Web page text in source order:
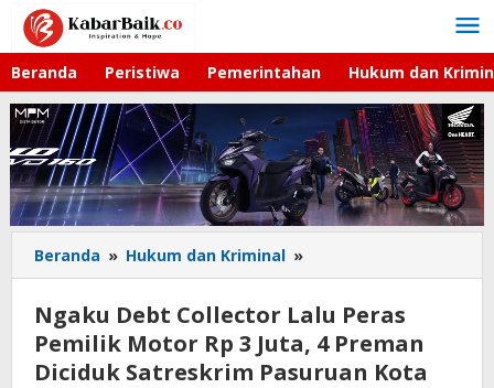
Lewati
konten
Beranda Peristiwa Pemerintahan Hukum dan
Beranda » Hukum dan Kriminal »
Debt
Collector
Lalu
Peras
Pemilik
Ngaku Debt Collector Lalu Peras
Pemilik Motor Rp 3 Juta, 4 Preman
Diciduk Satreskrim Pasuruan Kota